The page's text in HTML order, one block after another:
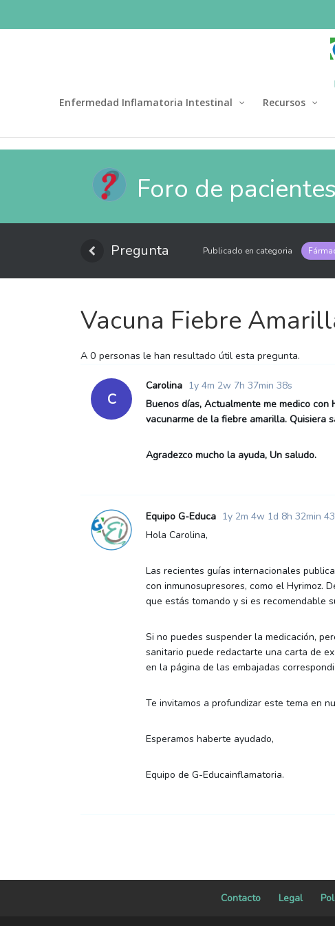
Enfermedad Inflamatoria Intestinal Recursos
Foro de pacientes
Pregunta Publicado en categoria
Vacuna Fiebre
A 0 personas le han resultado útil esta pregunta.
C
Carolina 1y 4m 2w 7h 37min 38s
Buenos días, Actualmente me medico
vacunarme de la fiebre amarilla. Quisiera
Agradezco mucho la ayuda, Un saludo.
Equipo G-Educa 1y 2m 4w 1d 8h 32min
Hola Carolina,
Las recientes guías internacionales
con inmunosupresores, como el Hyrimoz.
que estás tomando y si es recomendable
Si no puedes suspender la medicación,
sanitario puede redactarte una carta de
en la página de las embajadas
Te invitamos a profundizar este tema en
Esperamos haberte ayudado,
Equipo de G-Educainflamatoria.
Contacto Legal